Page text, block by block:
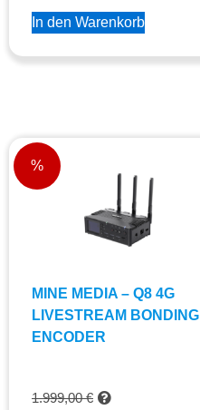
In den Warenkorb
%
MINE MEDIA – Q8 4G
LIVESTREAM BONDING
ENCODER
1.999,00€